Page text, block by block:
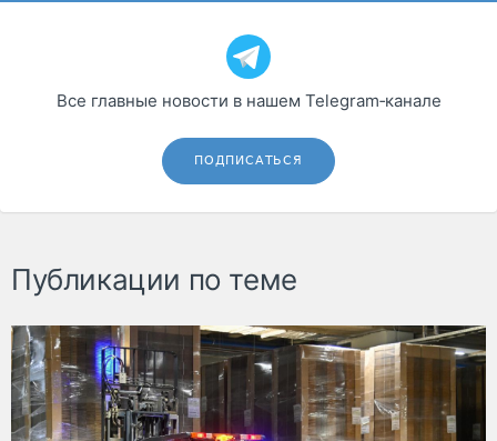
Все главные новости в нашем Telegram‑канале
ПОДПИСАТЬСЯ
Публикации по теме